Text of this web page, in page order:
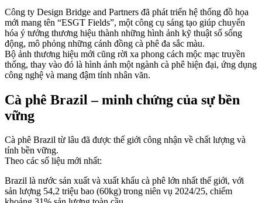
Công ty Design Bridge and Partners đã phát triển hệ thống đồ họa
mới mang tên “ESGT Fields”, một công cụ sáng tạo giúp chuyển
hóa ý tưởng thương hiệu thành những hình ảnh kỹ thuật số sống
động, mô phỏng những cánh đồng cà phê đa sắc màu.
Bộ ảnh thương hiệu mới cũng rời xa phong cách mộc mạc truyền
thống, thay vào đó là hình ảnh một ngành cà phê hiện đại, ứng dụng
công nghệ và mang đậm tính nhân văn.
Cà phê Brazil – minh chứng của sự bền
vững
Cà phê Brazil từ lâu đã được thế giới công nhận về chất lượng và
tính bền vững.
Theo các số liệu mới nhất:
Brazil là nước sản xuất và xuất khẩu cà phê lớn nhất thế giới, với
sản lượng 54,2 triệu bao (60kg) trong niên vụ 2024/25, chiếm